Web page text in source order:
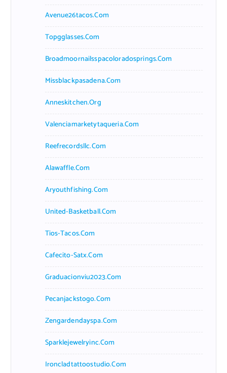
Avenue26tacos.com
Topgglasses.com
Broadmoornailsspacoloradosprings.com
Missblackpasadena.com
Anneskitchen.org
Valenciamarketytaqueria.com
Reefrecordsllc.com
Alawaffle.com
Aryouthfishing.com
United-Basketball.com
Tios-Tacos.com
Cafecito-Satx.com
Graduacionviu2023.com
Pecanjackstogo.com
Zengardendayspa.com
Sparklejewelryinc.com
Ironcladtattoostudio.com